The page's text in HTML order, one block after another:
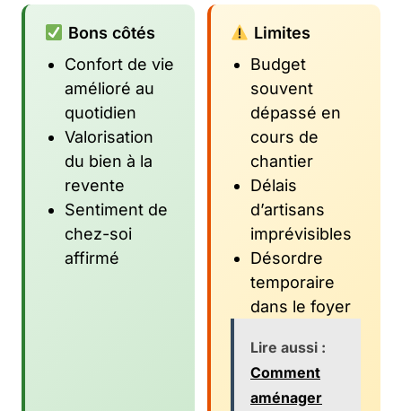
Bons côtés
Confort de vie
amélioré au
quotidien
Valorisation
du bien à la
revente
Sentiment de
chez-soi
affirmé
Limites
Budget
souvent
dépassé en
cours de
chantier
Délais
d’artisans
imprévisibles
Désordre
temporaire
dans le foyer
Lire aussi :
Comment
aménager